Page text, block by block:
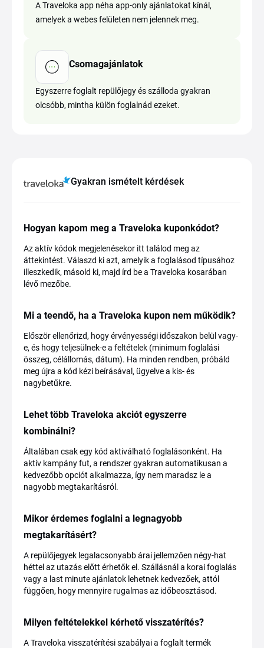
A Traveloka app néha app-only ajánlatokat kínál,
amelyek a webes felületen nem jelennek meg.
Csomagajánlatok
Egyszerre foglalt repülőjegy és szálloda gyakran
olcsóbb, mintha külön foglalnád ezeket.
Gyakran ismételt kérdések
Hogyan kapom meg a Traveloka kuponkódot?
Az aktív kódok megjelenésekor itt találod meg az
áttekintést. Válaszd ki azt, amelyik a foglalásod típusához
illeszkedik, másold ki, majd írd be a Traveloka kosarában
lévő mezőbe.
Mi a teendő, ha a Traveloka kupon nem működik?
Először ellenőrizd, hogy érvényességi időszakon belül vagy-
e, és hogy teljesülnek-e a feltételek (minimum foglalási
összeg, célállomás, dátum). Ha minden rendben, próbáld
meg újra a kód kézi beírásával, ügyelve a kis- és
nagybetűkre.
Lehet több Traveloka akciót egyszerre
kombinálni?
Általában csak egy kód aktiválható foglalásonként. Ha
aktív kampány fut, a rendszer gyakran automatikusan a
kedvezőbb opciót alkalmazza, így nem maradsz le a
nagyobb megtakarításról.
Mikor érdemes foglalni a legnagyobb
megtakarításért?
A repülőjegyek legalacsonyabb árai jellemzően négy-hat
héttel az utazás előtt érhetők el. Szállásnál a korai foglalás
vagy a last minute ajánlatok lehetnek kedvezőek, attól
függően, hogy mennyire rugalmas az időbeosztásod.
Milyen feltételekkel kérhető visszatérítés?
A Traveloka visszatérítési szabályai a foglalt termék